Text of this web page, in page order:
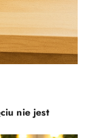
nie jest